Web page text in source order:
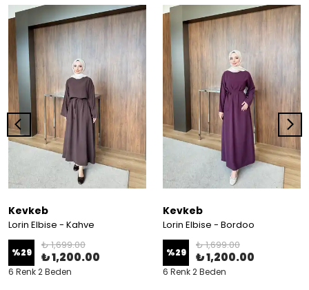
Kevkeb
Lorin Elbise - Kahve
%29
₺ 1,699.00
₺ 1,200.00
6 Renk 2 Beden
Kevkeb
Lorin Elbise - Bordoo
%29
₺ 1,699.00
₺ 1,200.00
6 Renk 2 Beden